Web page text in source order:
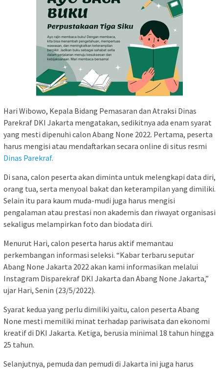
Hari Wibowo, Kepala Bidang Pemasaran dan Atraksi Dinas
Parekraf DKI Jakarta mengatakan, sedikitnya ada enam syarat
yang mesti dipenuhi calon Abang None 2022. Pertama, peserta
harus mengisi atau mendaftarkan secara online di situs resmi
Dinas Parekraf.
Di sana, calon peserta akan diminta untuk melengkapi data diri,
orang tua, serta menyoal bakat dan keterampilan yang dimiliki.
Selain itu para kaum muda-mudi juga harus mengisi
pengalaman atau prestasi non akademis dan riwayat organisasi
sekaligus melampirkan foto dan biodata diri.
Menurut Hari, calon peserta harus aktif memantau
perkembangan informasi seleksi. “Kabar terbaru seputar
Abang None Jakarta 2022 akan kami informasikan melalui
Instagram Disparekraf DKI Jakarta dan Abang None Jakarta,”
ujar Hari, Senin (23/5/2022).
Syarat kedua yang perlu dimiliki yaitu, calon peserta Abang
None mesti memiliki minat terhadap pariwisata dan ekonomi
kreatif di DKI Jakarta. Ketiga, berusia minimal 18 tahun hingga
25 tahun.
Selanjutnya, pemuda dan pemudi di Jakarta ini juga harus